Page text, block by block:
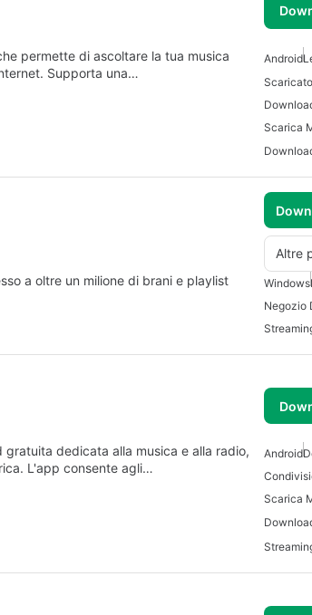
permette di ascoltare la tua musica
Supporta una…
Android
Scarica
Altre
a oltre un milione di brani e playlist
Windows
Negozio
dedicata alla musica e alla radio,
L'app consente agli…
Android
Scarica